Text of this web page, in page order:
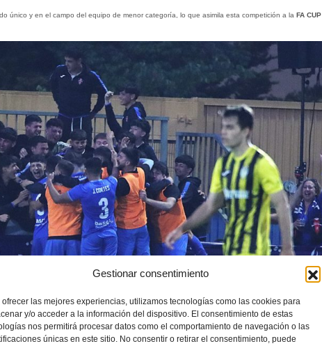
Gestionar consentimiento
ofrecer las mejores experiencias, utilizamos tecnologías como las cookies para
y/o acceder a la información del dispositivo. El consentimiento de estas
nos permitirá procesar datos como el comportamiento de navegación o las
únicas en este sitio. No consentir o retirar el consentimiento, puede
único y en el campo del equipo de menor categoría, lo que asimila esta competición a la FA CUP